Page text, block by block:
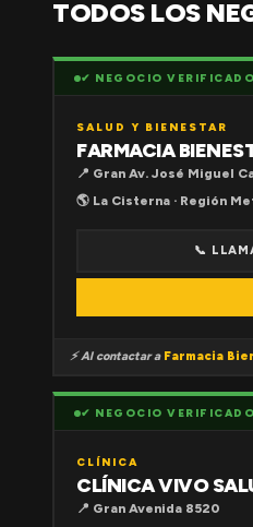
TODOS LOS
✔ NEGOCIO VERIFICADO
SALUD Y BIENESTAR
FARMACIA
📍 Gran Av. José Miguel
🌎 La Cisterna · Región
📞
⚡ Al contactar a Farmacia
✔ NEGOCIO VERIFICADO
CLÍNICA
CLÍNICA VIVO
📍 Gran Avenida 8520